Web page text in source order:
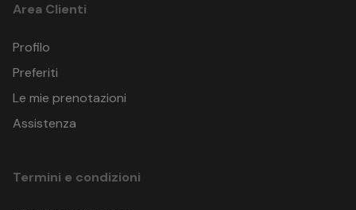
Area Clienti
Profilo
Preferiti
Le mie prenotazioni
Assistenza
Termini e condizioni